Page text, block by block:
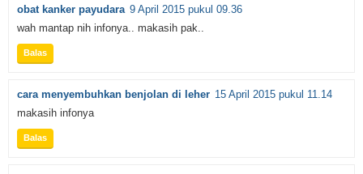
obat kanker payudara 9 April 2015 pukul 09.36
wah mantap nih infonya.. makasih pak..
Balas
cara menyembuhkan benjolan di leher 15 April 2015 pukul 11.14
makasih infonya
Balas